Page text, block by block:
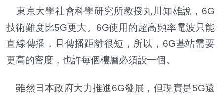
東京大學社會科學研究所教授丸川知雄說，6G
技術難度比5G更大。6G使用的超高頻率電波只能
直線傳播，且傳播距離很短，所以，6G基站需要
更高的密度，也許每個樓層必須設一個。
雖然日本政府大力推進6G發展，但現實是5G還